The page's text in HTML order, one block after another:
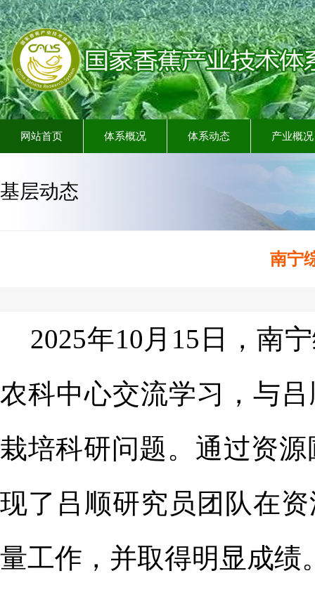
网站首页 体系概况 体系动态 产业概况
基层动态
南宁
2025年10月15 日，南
农科中心交流学习 ，与
栽培科研问题。通过资源
现了 吕顺研究员 团队在
量工作，并取得明显成绩